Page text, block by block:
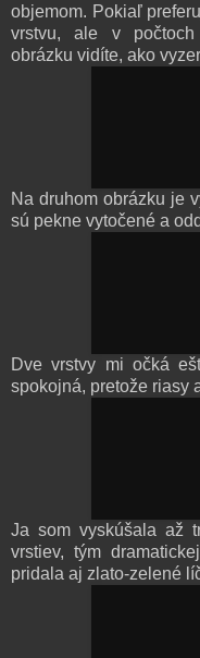
objemom. Pokiaľ
vrstvu, ale v
obrázku vidíte, ako
Na druhom obrázku je
sú pekne vytočené a
Dve vrstvy mi očká
spokojná, pretože riasy
Ja som vyskúšala až
vrstiev, tým
pridala aj zlato-zelené